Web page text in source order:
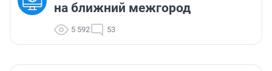
на ближний межгород
5 592 53